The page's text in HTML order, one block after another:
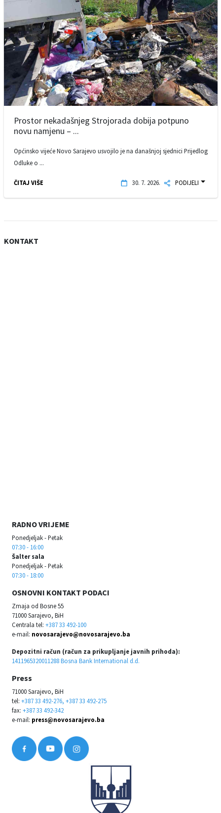
Prostor nekadašnjeg Strojorada dobija potpuno
novu namjenu – ...
Općinsko vijeće Novo Sarajevo usvojilo je na današnjoj sjednici Prijedlog
Odluke o ...
ČITAJ VIŠE 30. 7. 2026. PODIJELI
KONTAKT
RADNO VRIJEME
Ponedjeljak - Petak
07:30 - 16:00
Šalter sala
Ponedjeljak - Petak
07:30 - 18:00
OSNOVNI KONTAKT PODACI
Zmaja od Bosne 55
71000 Sarajevo, BiH
Centrala tel: +387 33 492-100
e-mail: novosarajevo@novosarajevo.ba
Depozitni račun (račun za prikupljanje javnih prihoda):
1411965320011288 Bosna Bank International d.d.
Press
71000 Sarajevo, BiH
tel: +387 33 492-276, +387 33 492-275
fax: +387 33 492-342
e-mail: press@novosarajevo.ba